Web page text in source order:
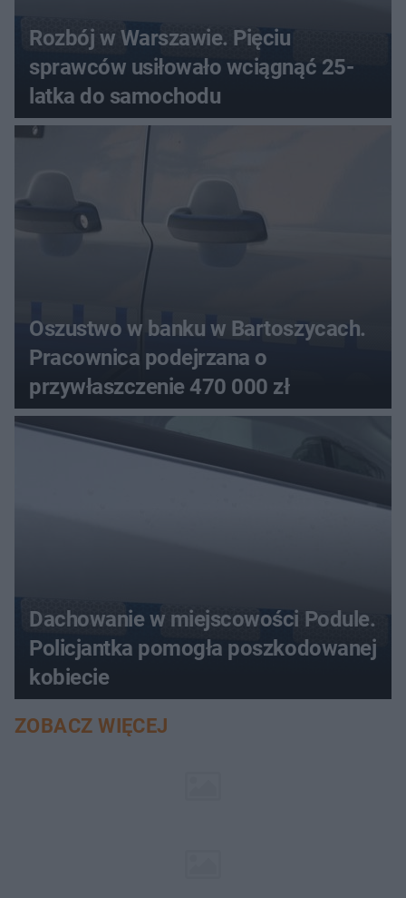
Rozbój w Warszawie. Pięciu
sprawców usiłowało wciągnąć 25-
latka do samochodu
Oszustwo w banku w Bartoszycach.
Pracownica podejrzana o
przywłaszczenie 470 000 zł
Dachowanie w miejscowości Podule.
Policjantka pomogła poszkodowanej
kobiecie
ZOBACZ WIĘCEJ